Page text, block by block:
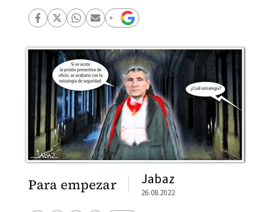
Para empezar Jabaz
26.08.2022